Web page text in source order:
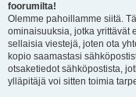
foorumilta!
Olemme pahoillamme siitä.
ominaisuuksia, jotka yrittävät
sellaisia viestejä, joten ota
kopio saamastasi
otsaketiedot sähköpostista,
ylläpitäjä voi sitten toimia